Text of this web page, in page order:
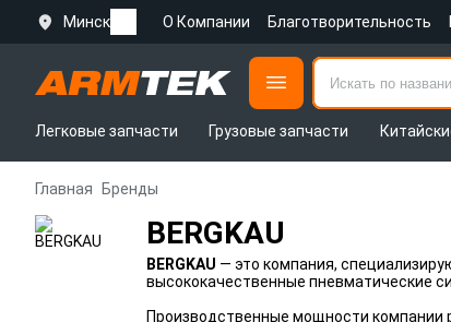
Минск О Компании Благотворительность
Легковые запчасти
Грузовые запчасти
Главная Бренды
BERGKAU
BERGKAU — это компания,
высококачественные пневматические
Производственные мощности компании